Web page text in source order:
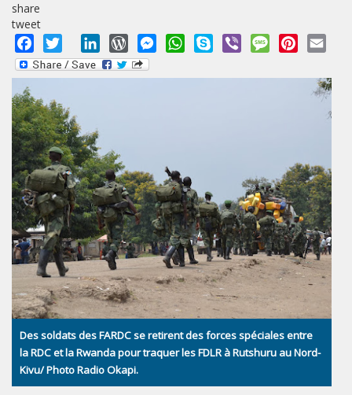
share
tweet
Facebook
Twitter LinkedInWordPressMessengerWhatsApp
Skype Viber MessagePinterest
Des soldats des FARDC se retirent des forces spéciales entre
la RDC et la Rwanda pour traquer les FDLR à Rutshuru au Nord-
Kivu/ Photo Radio Okapi.